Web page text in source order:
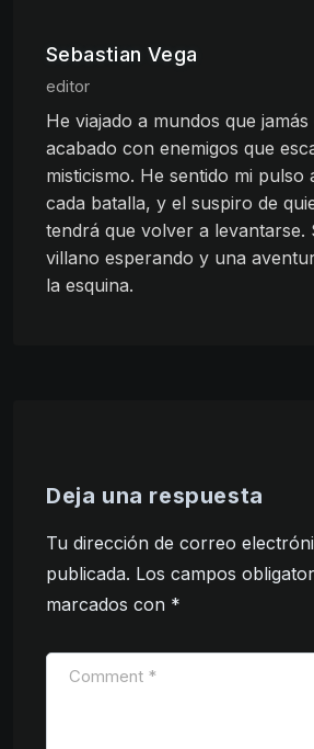
Sebastian Vega
editor
He viajado a mundos que
acabado con enemigos que
misticismo. He sentido mi pulso
cada batalla, y el suspiro de
tendrá que volver a levantarse.
villano esperando y una
la esquina.
Deja una respuesta
Tu dirección de correo
publicada. Los campos
marcados con *